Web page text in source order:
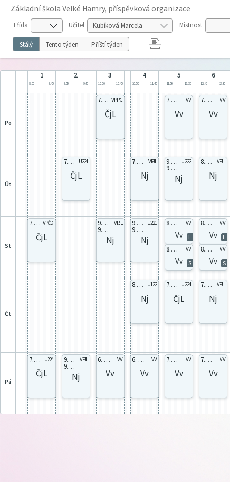
Základní škola Velké Hamry, příspěvková organizace
Třída Učitel Místnost
Stálý Tento týden Příští týden
1
8:00 8:45
2
8:55 9:40
3
10:00 10:45
4
10:55 11:40
5
11:50 12:35
6
12:45 13:30
po
7.A celá VPPC
ČjL
7.A celá VV
Vv
7.A celá VV
Vv
út
7.A celá U224
ČjL
7.A celá VPJL
Nj
9.A 9Aa
9.B 9Ba
U222
Nj
8.A celá VPJL
Nj
st
7.A celá VPČD
ČjL
9.A 9Aa
9.B 9Ba
VPJL
Nj
9.A 9Ac
9.B 9Bc
U221
Nj
8.A celá VV
Vv L
8.B celá VV
Vv S
8.A celá VV
Vv L
8.B celá VV
Vv S
čt
8.A celá U122
Nj
7.A celá U224
ČjL
7.A celá VPJL
Nj
pá
7.A celá U224
ČjL
9.A 9Ac
9.B 9Bc
VPJL
Nj
6. celá VV
Vv
6. celá VV
Vv
7.B celá VV
Vv
7.B celá VV
Vv